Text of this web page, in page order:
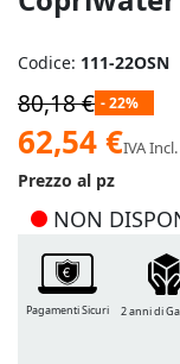
Codice: 111-22OSN
80,18 € - 22%
Prezzo
speciale
62,54 €IVA Incl.
Prezzo al pz
NON
Pagamenti Sicuri 2 anni di